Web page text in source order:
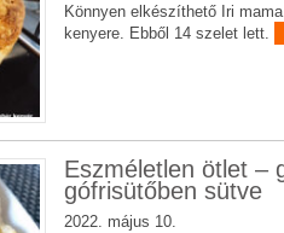
Könnyen elkészíthető Iri
kenyere. Ebből 14 szelet lett.
Eszméletlen ötlet –
gófrisütőben sütve
2022. május 10.